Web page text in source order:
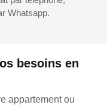
besoins en
appartement ou
Whatsapp.